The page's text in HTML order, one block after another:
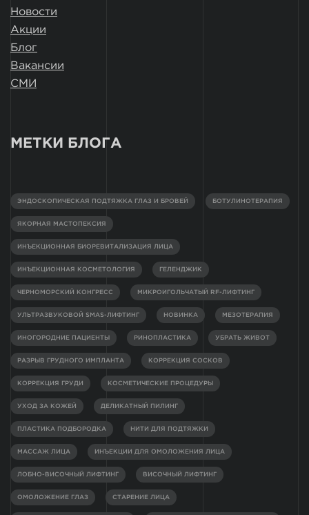
Новости
Акции
Блог
Вакансии
СМИ
МЕТКИ БЛОГА
ЭНДОСКОПИЧЕСКАЯ ПОДТЯЖКА ГЛАЗ И БРОВЕЙ БОТУЛИНОТЕРАПИЯ
ЯКОРНАЯ МАСТОПЕКСИЯ
ИНЪЕКЦИОННАЯ БИОРЕВИТАЛИЗАЦИЯ ЛИЦА
ИНЪЕКЦИОННАЯ КОСМЕТОЛОГИЯ ГЕЛЕНДЖИК
ЧЕРНОМОРСКИЙ КОНГРЕСС МИКРОИГОЛЬЧАТЫЙ RF-ЛИФТИНГ
УЛЬТРАЗВУКОВОЙ SMAS-ЛИФТИНГ НОВИНКА МЕЗОТЕРАПИЯ
ИНОГОРОДНИЕ ПАЦИЕНТЫ РИНОПЛАСТИКА УБРАТЬ ЖИВОТ
РАЗРЫВ ГРУДНОГО ИМПЛАНТА КОРРЕКЦИЯ СОСКОВ
КОРРЕКЦИЯ ГРУДИ КОСМЕТИЧЕСКИЕ ПРОЦЕДУРЫ
УХОД ЗА КОЖЕЙ ДЕЛИКАТНЫЙ ПИЛИНГ
ПЛАСТИКА ПОДБОРОДКА НИТИ ДЛЯ ПОДТЯЖКИ
МАССАЖ ЛИЦА ИНЪЕКЦИИ ДЛЯ ОМОЛОЖЕНИЯ ЛИЦА
ЛОБНО-ВИСОЧНЫЙ ЛИФТИНГ ВИСОЧНЫЙ ЛИФТИНГ
ОМОЛОЖЕНИЕ ГЛАЗ СТАРЕНИЕ ЛИЦА